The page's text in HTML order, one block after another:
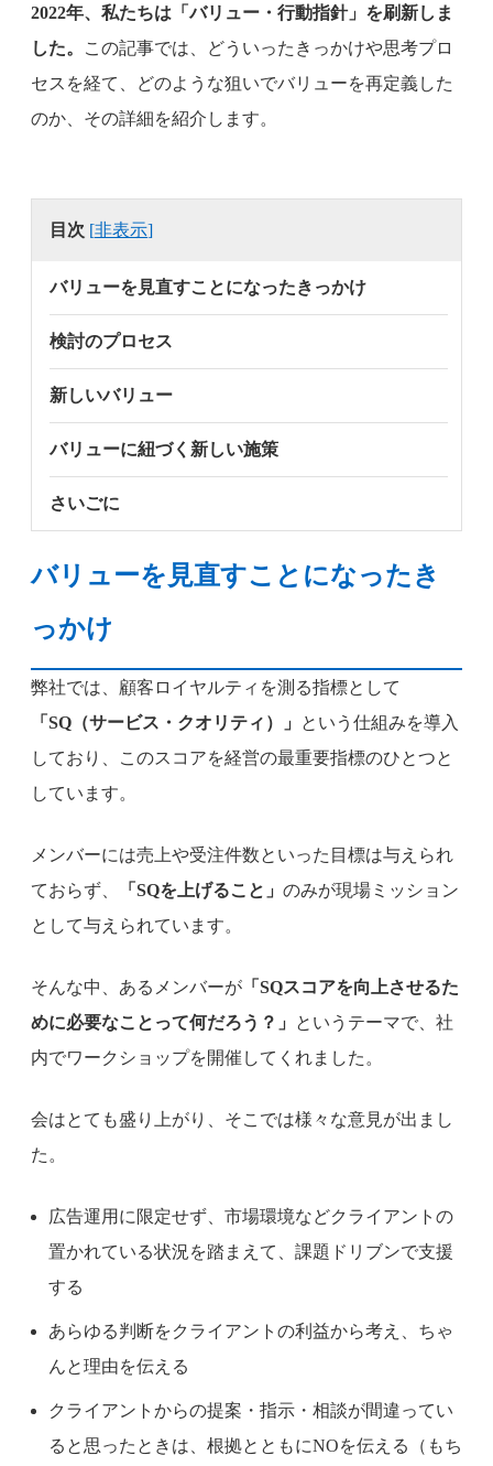
2022年、私たちは「バリュー・行動指針」を刷新しま
した。
この記事では、どういったきっかけや思考プロ
セスを経て、どのような狙いでバリューを再定義した
のか、その詳細を紹介します。
目次 [非表示]
バリューを見直すことになったきっかけ
検討のプロセス
新しいバリュー
バリューに紐づく新しい施策
さいごに
バリューを見直すことになったき
っかけ
弊社では、顧客ロイヤルティを測る指標として
「SQ（サービス・クオリティ）」
という仕組みを導入
しており、このスコアを経営の最重要指標のひとつと
しています。
メンバーには売上や受注件数といった目標は与えられ
ておらず、
「SQを上げること」 のみが現場ミッション
として与えられています。
そんな中、あるメンバーが 「SQスコアを向上させるた
めに必要なことって何だろう？」
というテーマで、社
内でワークショップを開催してくれました。
会はとても盛り上がり、そこでは様々な意見が出まし
た。
広告運用に限定せず、市場環境などクライアントの
置かれている状況を踏まえて、課題ドリブンで支援
する
あらゆる判断をクライアントの利益から考え、ちゃ
んと理由を伝える
クライアントからの提案・指示・相談が間違ってい
ると思ったときは、根拠とともにNOを伝える（もち